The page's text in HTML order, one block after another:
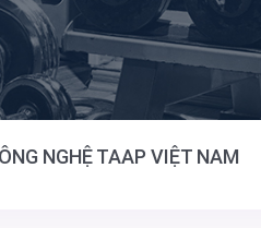
NGHỆ TAAP VIỆT NAM